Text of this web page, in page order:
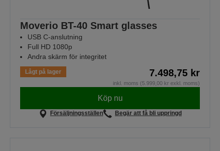
Moverio BT-40 Smart glasses
USB C-anslutning
Full HD 1080p
Andra skärm för integritet
Lågt på lager 7.498,75 kr
inkl. moms (5.999,00 kr exkl. moms)
Köp nu
Försäljningsställen Begär att få bli uppringd